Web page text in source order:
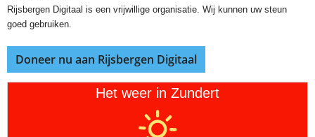
Rijsbergen Digitaal is een vrijwillige organisatie. Wij kunnen uw steun
goed gebruiken.
Doneer nu aan Rijsbergen Digitaal
Het weer in Zundert